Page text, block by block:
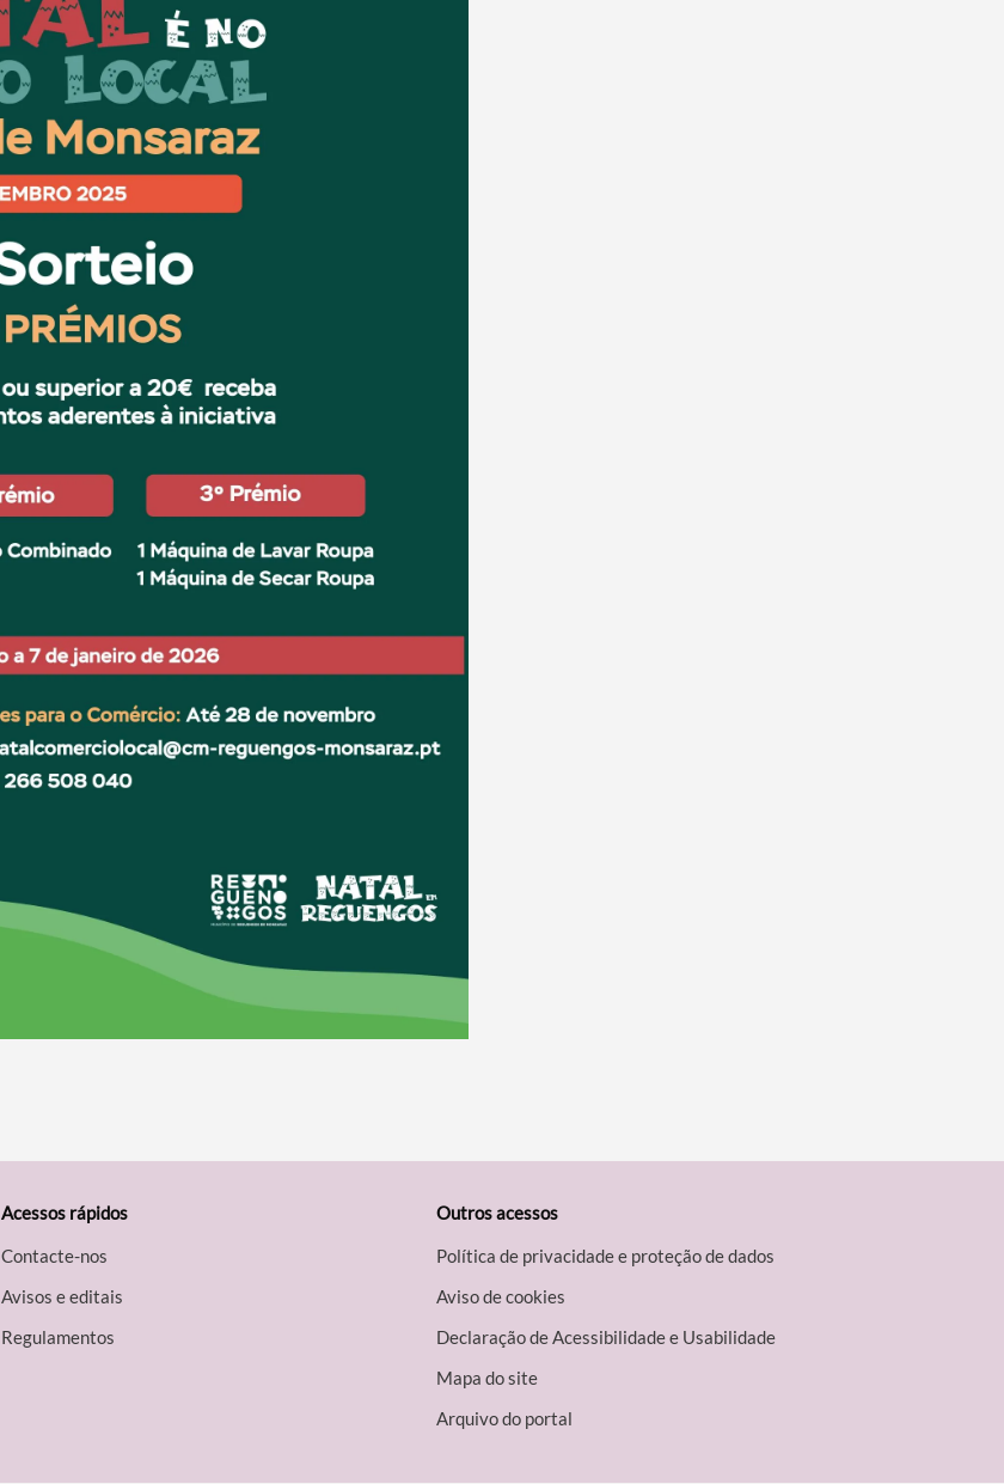
Acessos rápidos
Contacte-nos
Avisos e editais
Regulamentos
Outros acessos
Política de privacidade e proteção de dados
Aviso de cookies
Declaração de Acessibilidade e Usabilidade
Mapa do site
Arquivo do portal